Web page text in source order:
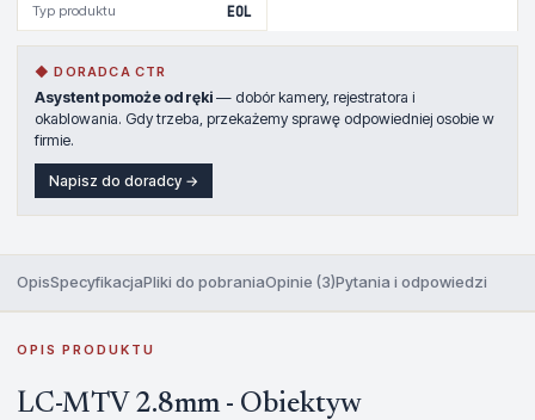
Typ produktu EOL
◆ DORADCA CTR
Asystent pomoże od ręki — dobór kamery, rejestratora i
okablowania. Gdy trzeba, przekażemy sprawę odpowiedniej osobie w
firmie.
Napisz do doradcy →
OpisSpecyfikacjaPliki do pobraniaOpinie (3)Pytania i odpowiedzi
OPIS PRODUKTU
LC-MTV 2.8mm - Obiektyw